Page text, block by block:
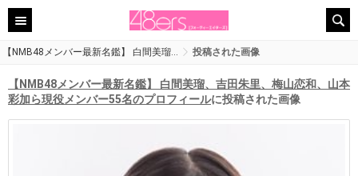
【NMB48メンバー最新名鑑】 白間美瑠… 投稿された画像
【NMB48メンバー最新名鑑】 白間美瑠、吉田朱里、梅山恋和、山本
彩加ら現役メンバー55名のプロフィールに投稿された画像